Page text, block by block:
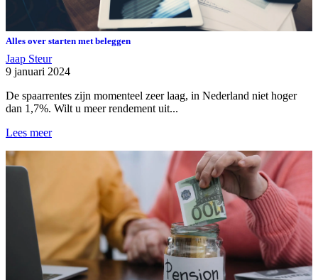
Alles over starten met beleggen
Jaap Steur
9 januari 2024
De spaarrentes zijn momenteel zeer laag, in Nederland niet hoger
dan 1,7%. Wilt u meer rendement uit...
Lees meer